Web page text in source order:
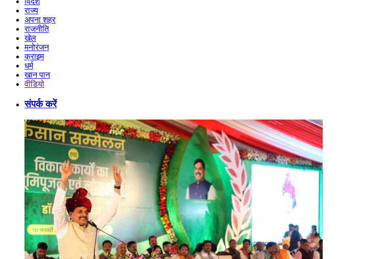
राज्य
अपना शहर
राजनीति
खेल
मनोरंजन
क्राइम
धर्म
खान पान
वीडियो
संपर्क करें